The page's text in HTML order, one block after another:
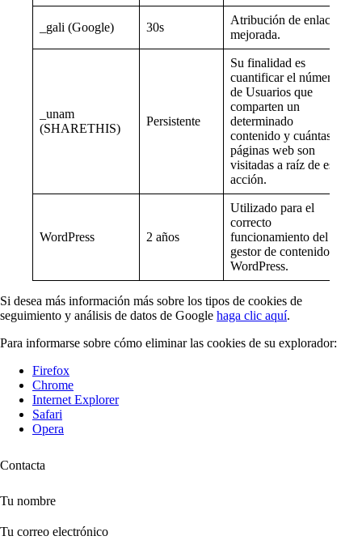
_gali (Google) 30s
Atribución de enlace
mejorada.
_unam
(SHARETHIS)
Persistente
Su finalidad es
cuantificar el número
de Usuarios que
comparten un
determinado
contenido y cuántas
páginas web son
visitadas a raíz de esa
acción.
WordPress 2 años
Utilizado para el
correcto
funcionamiento del
gestor de contenido
WordPress.
Si desea más información más sobre los tipos de cookies de
seguimiento y análisis de datos de Google haga clic aquí.
Para informarse sobre cómo eliminar las cookies de su explorador:
Firefox
Chrome
Internet Explorer
Safari
Opera
Contacta
Tu nombre
Tu correo electrónico